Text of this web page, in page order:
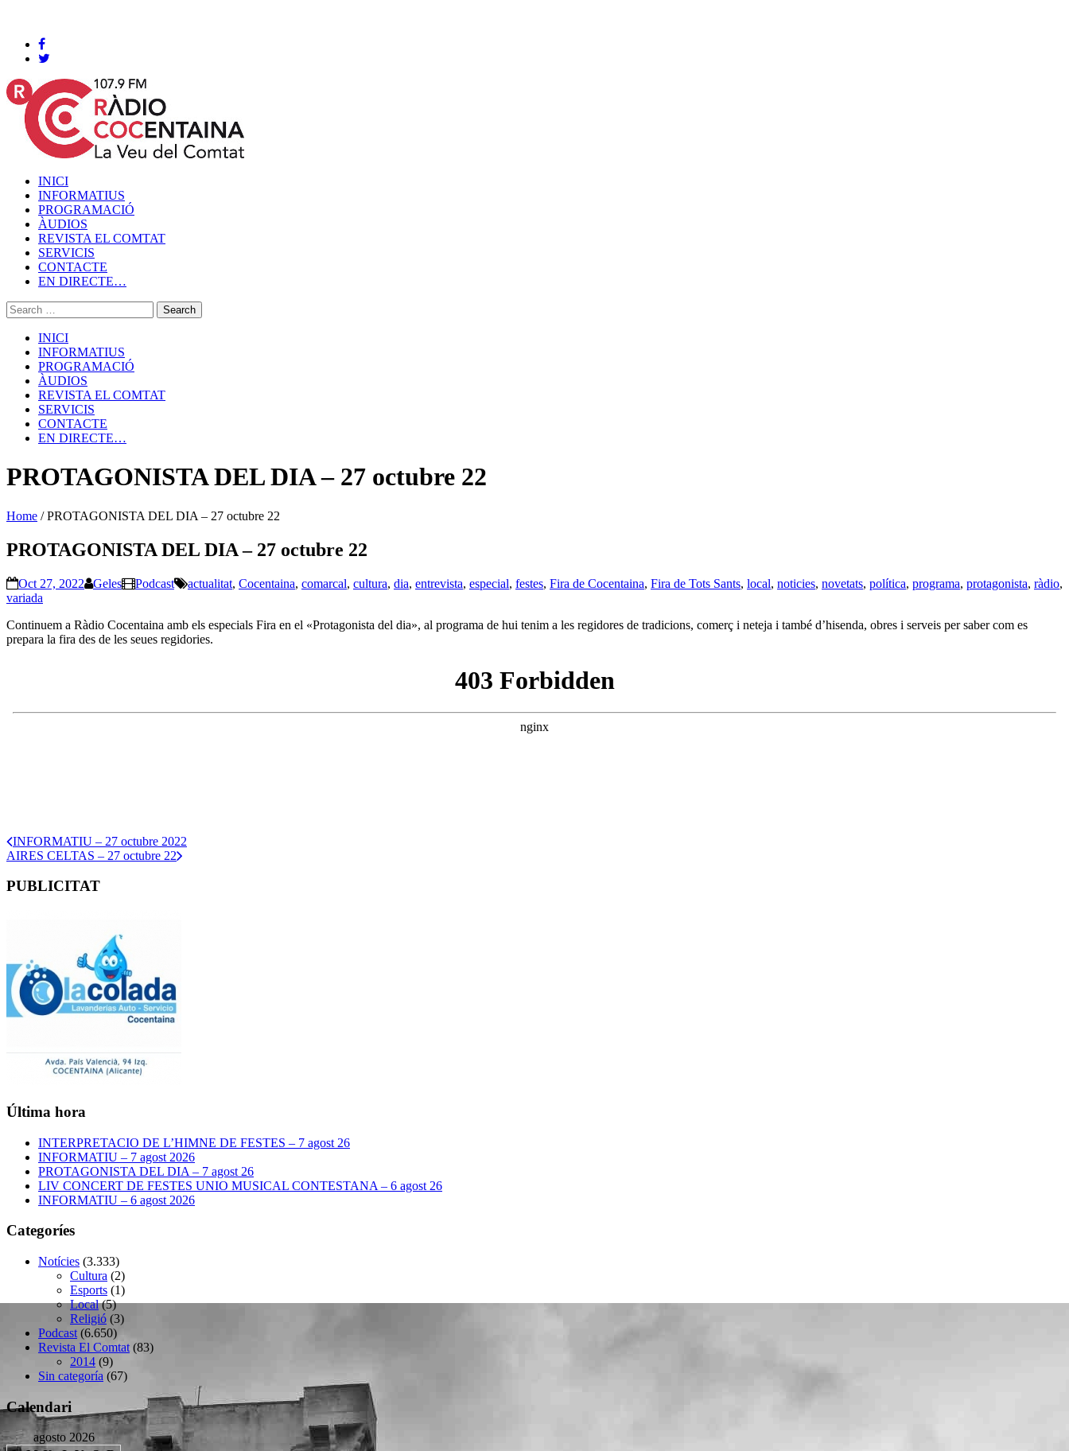
INICI
INFORMATIUS
PROGRAMACIÓ
ÀUDIOS
REVISTA EL COMTAT
SERVICIS
CONTACTE
EN DIRECTE…
INICI
INFORMATIUS
PROGRAMACIÓ
ÀUDIOS
REVISTA EL COMTAT
SERVICIS
CONTACTE
EN DIRECTE…
PROTAGONISTA DEL DIA – 27 octubre 22
Home /PROTAGONISTA DEL DIA – 27 octubre 22
PROTAGONISTA DEL DIA – 27 octubre 22
Oct 27, 2022 Geles Podcast actualitat, Cocentaina, comarcal, cultura, dia, entrevista, especial, festes, Fira de Cocentaina, Fira de Tots Sants, local, noticies, novetats, política, programa, protagonista, ràdio,
variada
Continuem a Ràdio Cocentaina amb els especials Fira en el «Protagonista del dia», al programa de hui tenim a les regidores de tradicions, comerç i neteja i també d’hisenda, obres i serveis per saber com es
prepara la fira des de les seues regidories.
INFORMATIU – 27 octubre 2022
AIRES CELTAS – 27 octubre 22
PUBLICITAT
Última hora
INTERPRETACIO DE L’HIMNE DE FESTES – 7 agost 26
INFORMATIU – 7 agost 2026
PROTAGONISTA DEL DIA – 7 agost 26
LIV CONCERT DE FESTES UNIO MUSICAL CONTESTANA – 6 agost 26
INFORMATIU – 6 agost 2026
Categoríes
Notícies (3.333)
Cultura (2)
Esports (1)
Local(5)
Religió (3)
Podcast (6.650)
Revista El Comtat (83)
2014 (9)
Sin categoría (67)
Calendari
agosto 2026